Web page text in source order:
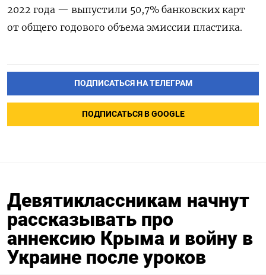
2022 года — выпустили 50,7% банковских карт
от общего годового объема эмиссии пластика.
ПОДПИСАТЬСЯ НА ТЕЛЕГРАМ
ПОДПИСАТЬСЯ В GOOGLE
Девятиклассникам начнут
рассказывать про
аннексию Крыма и войну в
Украине после уроков